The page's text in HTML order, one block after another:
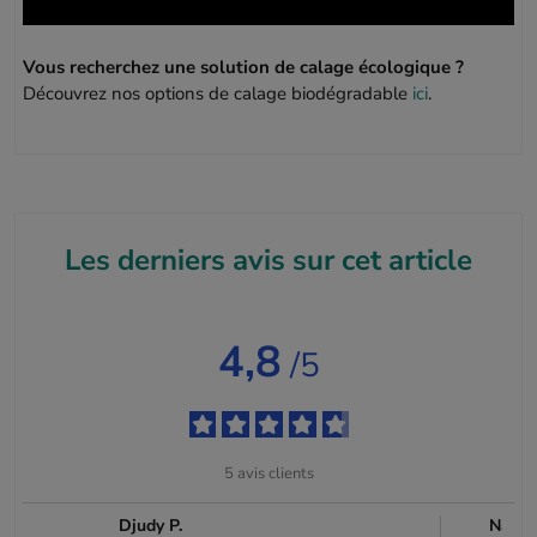
Vous recherchez une solution de calage écologique ?
Découvrez nos options de calage biodégradable ici.
Les derniers avis sur cet article
4,8 /5
5 avis clients
Djudy P.